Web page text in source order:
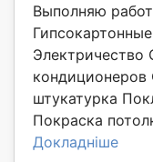
Выполняю
Электричество
штукатурка
Покраска
Докладніше